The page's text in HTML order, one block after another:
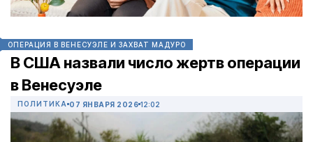
ОПЕРАЦИЯ В ВЕНЕСУЭЛЕ И ЗАХВАТ МАДУРО
В США назвали число жертв операции
в Венесуэле
ПОЛИТИКА 07 ЯНВАРЯ 2026 12:02